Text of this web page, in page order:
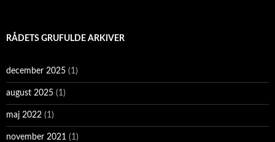
RÅDETS GRUFULDE ARKIVER
december 2025 (1)
august 2025 (1)
maj 2022 (1)
november 2021 (1)